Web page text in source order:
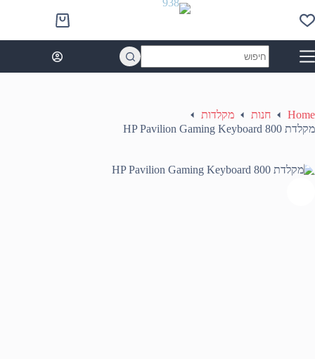
to
content
Shopping
cart
results
Home חנות
מקלדות
מקלדת HP Pavilion Gaming Keyboard 800